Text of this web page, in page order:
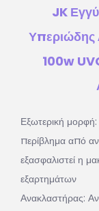
JK
100w
Εξωτερική
περίβλημα από
εξασφαλιστεί η
εξαρτημάτων
Ανακλαστήρας: